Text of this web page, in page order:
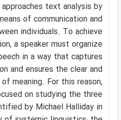
text analysis by
of communication and
individuals. To achieve
a speaker must organize
in a way that captures
and ensures the clear and
meaning. For this reason,
on studying the three
by Michael Halliday in